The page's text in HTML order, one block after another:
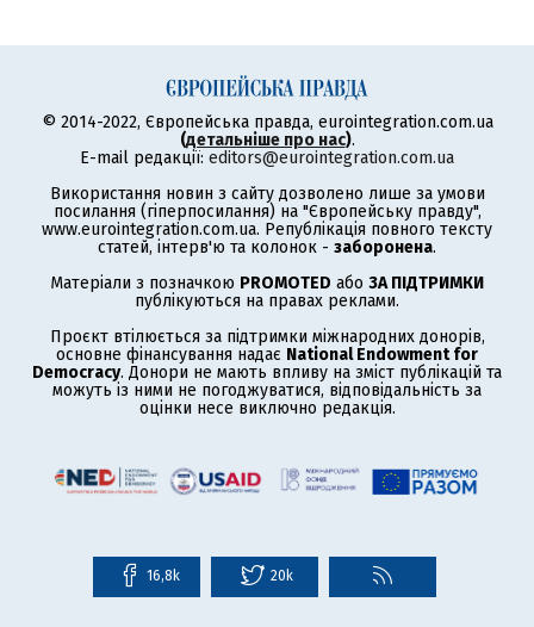
© 2014-2022, Європейська правда, eurointegration.com.ua
(детальніше про нас).
E-mail редакції: editors@eurointegration.com.ua
Використання новин з сайту дозволено лише за умови
посилання (гіперпосилання) на "Європейську правду",
www.eurointegration.com.ua. Републікація повного тексту
статей, інтерв'ю та колонок - заборонена.
Матеріали з позначкою PROMOTED або ЗА ПІДТРИМКИ
публікуються на правах реклами.
Проєкт втілюється за підтримки міжнародних донорів,
основне фінансування надає National Endowment for
Democracy. Донори не мають впливу на зміст публікацій та
можуть із ними не погоджуватися, відповідальність за
оцінки несе виключно редакція.
16,8k 20k